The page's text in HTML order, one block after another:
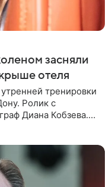
засняли
отеля
тренировки
Ролик с
Диана Кобзева.